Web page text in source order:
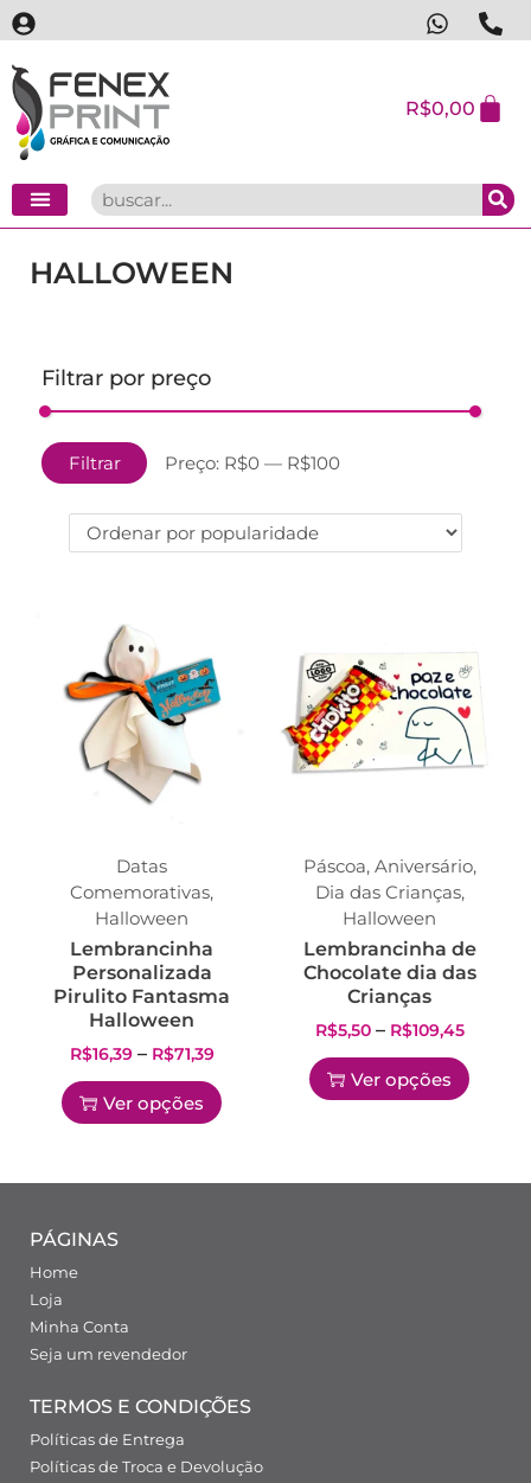
R$0,00
HALLOWEEN
Filtrar por preço
Filtrar Preço: R$0 — R$100
Datas
Comemorativas,
Halloween
Lembrancinha
Personalizada
Pirulito Fantasma
Halloween
R$16,39 – R$71,39
Ver opções
Páscoa, Aniversário,
Dia das Crianças,
Halloween
Lembrancinha de
Chocolate dia das
Crianças
R$5,50 – R$109,45
Ver opções
PÁGINAS
Home
Loja
Minha Conta
Seja um revendedor
TERMOS E CONDIÇÕES
Políticas de Entrega
Políticas de Troca e Devolução